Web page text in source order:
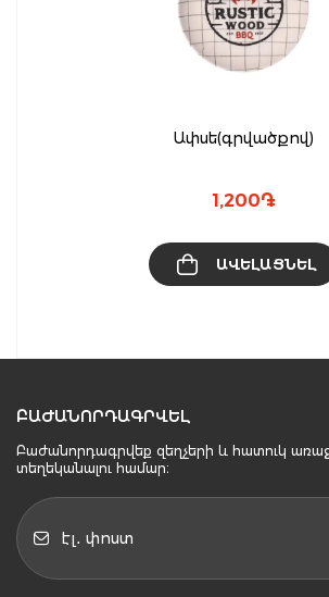
Ափսե(գրվածքով)
1,200֏
ԱՎԵԼԱՑՆԵԼ
ԲԱԺԱՆՈՐԴԱԳՐՎԵԼ
Բաժանորդագրվեք զեղչերի և հատուկ
տեղեկանալու համար։